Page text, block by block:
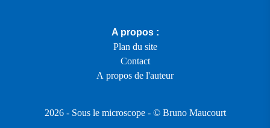
A propos :
Plan du site
Contact
A propos de l'auteur
2026 - Sous le microscope- © Bruno Maucourt